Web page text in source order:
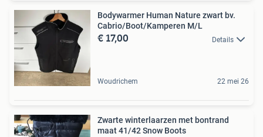
Bodywarmer Human Nature zwart bv.
Cabrio/Boot/Kamperen M/L
€ 17,00 Details
Woudrichem 22 mei 26
Zwarte winterlaarzen met bontrand
maat 41/42 Snow Boots